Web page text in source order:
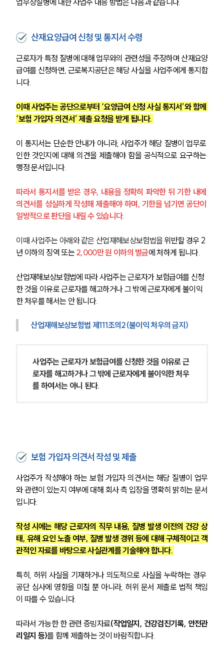
업무상질병에 대한 사업주 대응 방법은 다음과 같습니다.
산재요양급여 신청 및 통지서 수령
근로자가 특정 질병에 대해 업무와의 관련성을 주장하며 산재요양
급여를 신청하면, 근로복지공단은 해당 사실을 사업주에게 통지합
니다.
이때 사업주는 공단으로부터 ‘요양급여 신청 사실 통지서’와 함께
‘보험 가입자 의견서’ 제출 요청을 받게 됩니다.
이 통지서는 단순한 안내가 아니라, 사업주가 해당 질병이 업무로
인한 것인지에 대해 의견을 제출해야 함을 공식적으로 요구하는
행정 문서입니다.
따라서 통지서를 받은 경우, 내용을 정확히 파악한 뒤 기한 내에
의견서를 성실하게 작성해 제출해야 하며, 기한을 넘기면 공단이
일방적으로 판단을 내릴 수 있습니다.
이때 사업주는 아래와 같은 산업재해보상보험법을 위반할 경우 2
년 이하의 징역 또는 2,000만 원 이하의 벌금에 처하게 됩니다.
산업재해보상보험법에 따라 사업주는 근로자가 보험급여를 신청
한 것을 이유로 근로자를 해고하거나 그 밖에 근로자에게 불이익
한 처우를 해서는 안 됩니다.
산업재해보상보험법 제111조의2(불이익 처우의 금지)
사업주는 근로자가 보험급여를 신청한 것을 이유로 근
로자를 해고하거나 그 밖에 근로자에게 불이익한 처우
를 하여서는 아니 된다.
보험 가입자 의견서 작성 및 제출
사업주가 작성해야 하는 보험 가입자 의견서는 해당 질병이 업무
와 관련이 있는지 여부에 대해 회사 측 입장을 명확히 밝히는 문서
입니다.
작성 시에는 해당 근로자의 직무 내용, 질병 발생 이전의 건강 상
태, 유해 요인 노출 여부, 질병 발생 경위 등에 대해 구체적이고 객
관적인 자료를 바탕으로 사실관계를 기술해야 합니다.
특히, 허위 사실을 기재하거나 의도적으로 사실을 누락하는 경우
공단 심사에 영향을 미칠 뿐 아니라, 허위 문서 제출로 법적 책임
이 따를 수 있습니다.
따라서 가능한 한 관련 증빙자료(작업일지, 건강검진기록, 안전관
리일지 등)를 함께 제출하는 것이 바람직합니다.